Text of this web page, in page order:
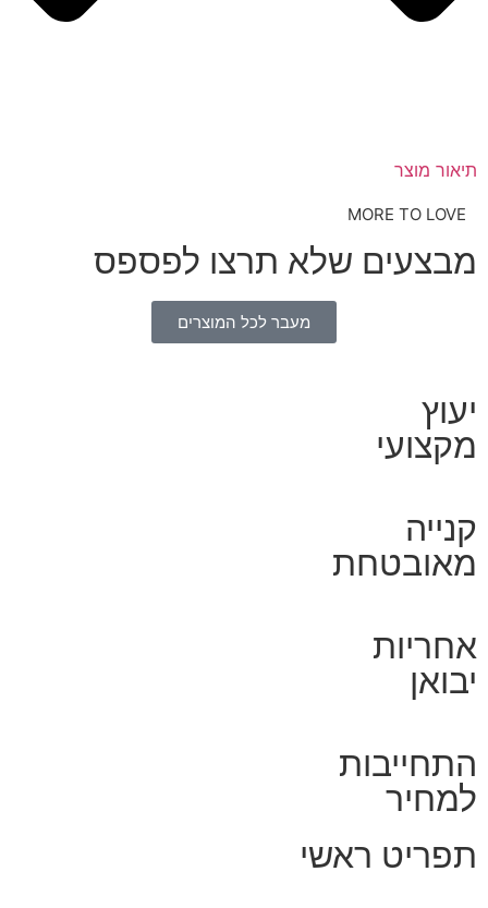
תיאור מוצר
MORE TO LOVE
מבצעים שלא תרצו לפספס
מעבר לכל המוצרים
יעוץ
מקצועי
קנייה
מאובטחת
אחריות
יבואן
התחייבות
למחיר
תפריט ראשי